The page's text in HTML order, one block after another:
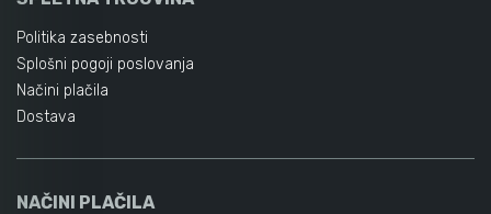
Politika zasebnosti
Splošni pogoji poslovanja
Načini plačila
Dostava
NAČINI PLAČILA